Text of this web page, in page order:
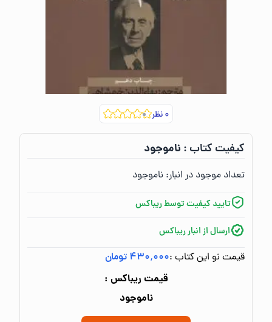
۰نظر
کیفیت کتاب :‌ ناموجود
تعداد موجود در انبار:‌ ناموجود
تایید کیفیت توسط ریباکس
ارسال از انبار ریباکس
قیمت نو این کتاب :۴۳۰٬۰۰۰ تومان
قیمت ریباکس :
ناموجود